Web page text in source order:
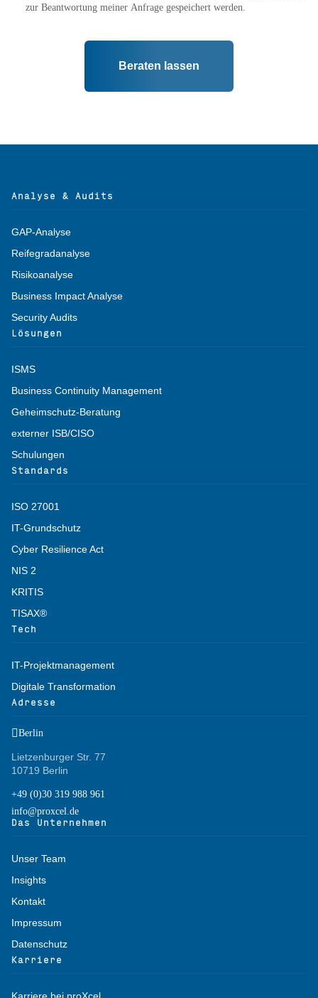
zur Beantwortung meiner Anfrage gespeichert werden.
Beraten lassen
Analyse & Audits
GAP-Analyse
Reifegradanalyse
Risikoanalyse
Business Impact Analyse
Security Audits
Lösungen
ISMS
Business Continuity Management
Geheimschutz-Beratung
externer ISB/CISO
Schulungen
Standards
ISO 27001
IT-Grundschutz
Cyber Resilience Act
NIS 2
KRITIS
TISAX®
Tech
IT-Projektmanagement
Digitale Transformation
Adresse
Berlin
Lietzenburger Str. 77
10719 Berlin
+49 (0)30 319 988 961
info@proxcel.de
Das Unternehmen
Unser Team
Insights
Kontakt
Impressum
Datenschutz
Karriere